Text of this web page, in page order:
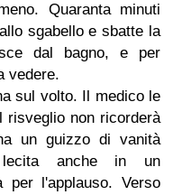
Quaranta minuti
sgabello e sbatte la
dal bagno, e per
vedere.
sul volto. Il medico le
non ricorderà
un guizzo di vanità
lecita anche in un
l'applauso. Verso